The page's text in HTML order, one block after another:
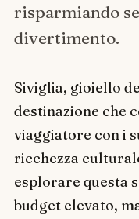
risparmiando
divertimento.
Siviglia, gioiello
destinazione che
viaggiatore con i
ricchezza
esplorare questa
budget elevato,